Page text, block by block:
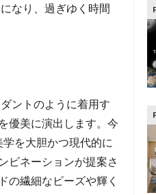
なり、過ぎゆく時間
ントのように着用す
優美に演出します。今
を大胆かつ現代的に
ビネーションが提案さ
の繊細なビーズや輝く